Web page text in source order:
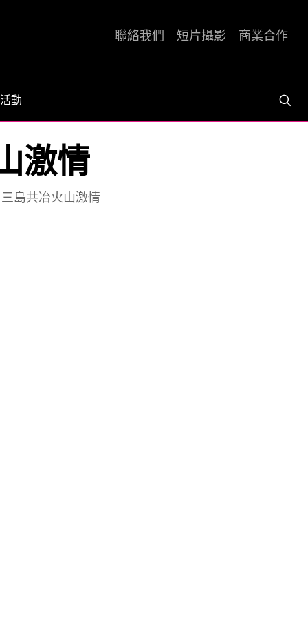
活動
聯絡我們 短片攝影 商業合作
激情
島共冶火山激情